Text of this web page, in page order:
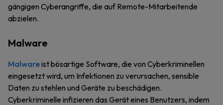
gängigen Cyberangriffe, die auf Remote-Mitarbeitende
abzielen.
Malware
Malwareist bösartige Software, die von Cyberkriminellen
eingesetzt wird, um Infektionen zu verursachen, sensible
Daten zu stehlen und Geräte zu beschädigen.
Cyberkriminelle infizieren das Gerät eines Benutzers, indem